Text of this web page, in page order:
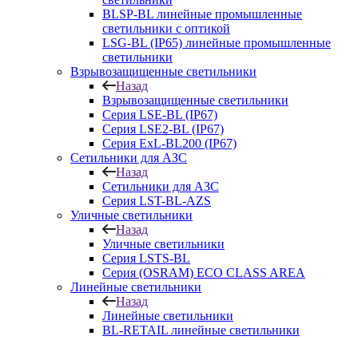
BLSP-BL линейные промышленные
светильники с оптикой
LSG-BL (IP65) линейные промышленные
светильники
Взрывозащищенные светильники
Назад
Взрывозащищенные светильники
Серия LSE-BL (IP67)
Серия LSE2-BL (IP67)
Серия ExL-BL200 (IP67)
Сетильники для АЗС
Назад
Сетильники для АЗС
Серия LST-BL-AZS
Уличные светильники
Назад
Уличные светильники
Серия LSTS-BL
Серия (ОSRAM) ECO CLASS AREA
Линейные светильники
Назад
Линейные светильники
BL-RETAIL линейные светильники